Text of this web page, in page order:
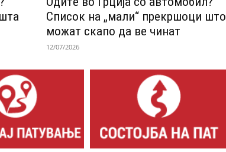
Список на „мали“ прекршоци што
можат скапо да ве чинат
12/07/2026